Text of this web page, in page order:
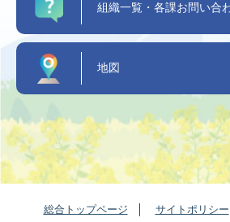
組織一覧・各課お問い合
地図
総合トップページ サイトポリシー